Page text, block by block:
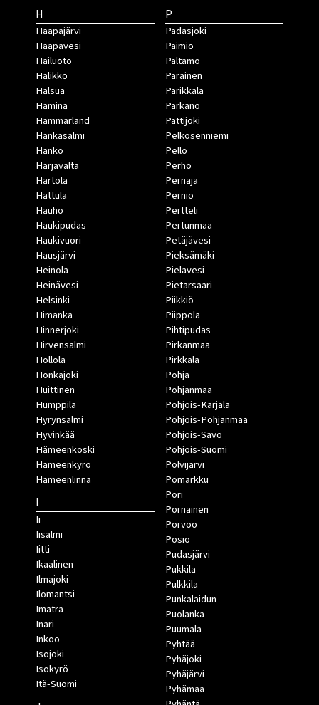
H
Haapajärvi
Haapavesi
Hailuoto
Halikko
Halsua
Hamina
Hammarland
Hankasalmi
Hanko
Harjavalta
Hartola
Hattula
Hauho
Haukipudas
Haukivuori
Hausjärvi
Heinola
Heinävesi
Helsinki
Himanka
Hinnerjoki
Hirvensalmi
Hollola
Honkajoki
Huittinen
Humppila
Hyrynsalmi
Hyvinkää
Hämeenkoski
Hämeenkyrö
Hämeenlinna
I
Ii
Iisalmi
Iitti
Ikaalinen
Ilmajoki
Ilomantsi
Imatra
Inari
Inkoo
Isojoki
Isokyrö
Itä-Suomi
P
Padasjoki
Paimio
Paltamo
Parainen
Parikkala
Parkano
Pattijoki
Pelkosenniemi
Pello
Perho
Pernaja
Perniö
Pertteli
Pertunmaa
Petäjävesi
Pieksämäki
Pielavesi
Pietarsaari
Piikkiö
Piippola
Pihtipudas
Pirkanmaa
Pirkkala
Pohja
Pohjanmaa
Pohjois-Karjala
Pohjois-Pohjanmaa
Pohjois-Savo
Pohjois-Suomi
Polvijärvi
Pomarkku
Pori
Pornainen
Porvoo
Posio
Pudasjärvi
Pukkila
Pulkkila
Punkalaidun
Puolanka
Puumala
Pyhtää
Pyhäjoki
Pyhäjärvi
Pyhämaa